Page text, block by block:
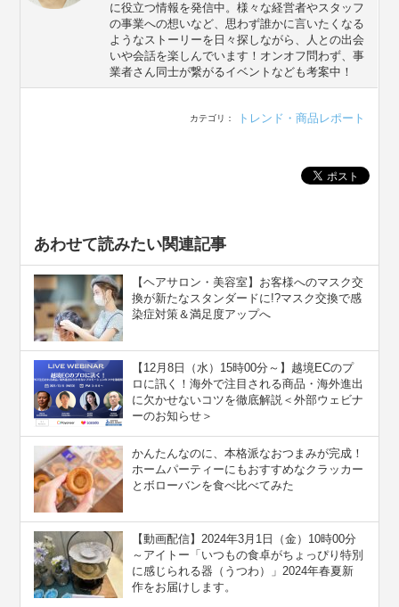
に役立つ情報を発信中。様々な経営者やスタッフ
の事業への想いなど、思わず誰かに言いたくなる
ようなストーリーを日々探しながら、人との出会
いや会話を楽しんでいます！オンオフ問わず、事
業者さん同士が繋がるイベントなども考案中！
カテゴリ： トレンド・商品レポート
あわせて読みたい関連記事
【ヘアサロン・美容室】お客様へのマスク交
換が新たなスタンダードに!?マスク交換で感
染症対策＆満足度アップへ
【12月8日（水）15時00分～】越境ECのプ
ロに訊く！海外で注目される商品・海外進出
に欠かせないコツを徹底解説＜外部ウェビナ
ーのお知らせ＞
かんたんなのに、本格派なおつまみが完成！
ホームパーティーにもおすすめなクラッカー
とボローバンを食べ比べてみた
【動画配信】2024年3月1日（金）10時00分
～アイトー「いつもの食卓がちょっぴり特別
に感じられる器（うつわ）」2024年春夏新
作をお届けします。